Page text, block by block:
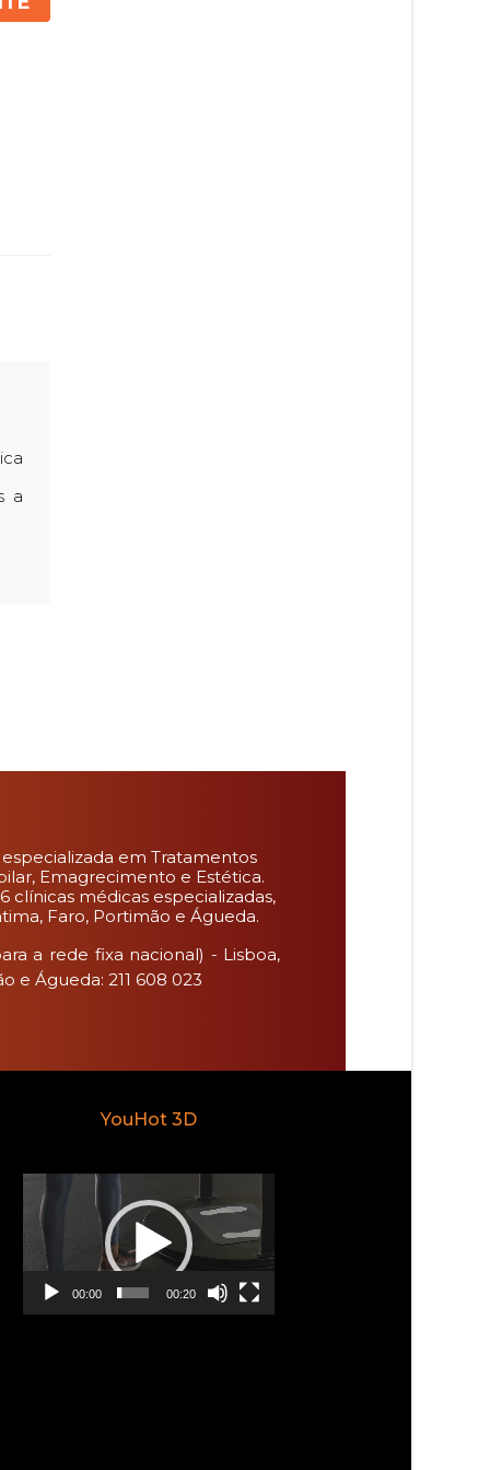
a
em Tratamentos
Emagrecimento e Estética.
clínicas médicas especializadas,
Faro, Portimão e Águeda.
a rede fixa nacional) - Lisboa,
e Águeda: 211 608 023
YouHot 3D
de
vídeo
00:00 00:20